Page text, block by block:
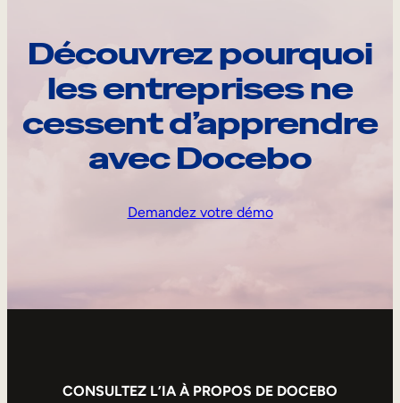
Découvrez pourquoi
les entreprises ne
cessent d’apprendre
avec Docebo
Demandez votre démo
CONSULTEZ L’IA À PROPOS DE DOCEBO